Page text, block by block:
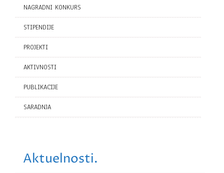
NAGRADNI KONKURS
STIPENDIJE
PROJEKTI
AKTIVNOSTI
PUBLIKACIJE
SARADNJA
Aktuelnosti.